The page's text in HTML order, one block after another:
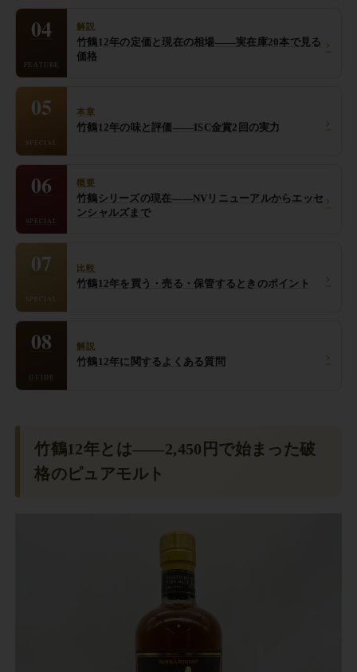
04
FEATURE
解説
竹鶴12年の定価と現在の相場——実在庫20本で見る
価格
›
05
SPECIAL
本章
竹鶴12年の味と評価——ISC金賞2回の実力 ›
06
SPECIAL
概要
竹鶴シリーズの現在——NVリニューアルからエッセ
ンシャルズまで
›
07
SPECIAL
比較
竹鶴12年を買う・売る・保管するときのポイント ›
08
GUIDE
解説
竹鶴12年に関するよくある質問 ›
竹鶴12年とは——2,450円で始まった破
格のピュアモルト